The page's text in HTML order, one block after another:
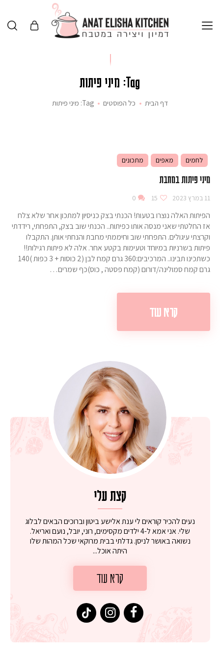
Tag: מיני פיתות
דף הבית כל הפוסטים Tag: מיני פיתות
לחמים מאפים מתכונים
מיני פיתות במחבת
11 במרץ 2023 15
0
הפיתות האלה נוצרו בטעות! הכנתי בצק כניסיון למתכון אחר שלא צלח
אז החלטתי שאני מנסה אותו כפיתות.. הכנתי שוב בצק, התפחתי, רידדתי
וקרצתי עיגולים. התפחתי שוב וחיממתי מחבת והנחתי אותן. התקבלו
פיתות בשרניות במיוחד וטעימות בקטע אחר. אלה לא פיתות רגילות!!
כשתכינו תבינו.. המרכיבים:360 גרם קמח לבן (2 כוסות + 3 כפות )140
גרם קמח סמולינה/דורום (קמח פסטה , כוס)כף שמרים…
קרא עוד
קצת עלי
נעים להכיר קוראים לי ענת אלישע ביטון וברוכים הבאים לבלוג
שלי. אני אמא ל-4 ילדים מקסימים, רוני, יובל, נועם ואריאל.
נשואה באושר לניסן. גדלתי בבית מרוקאי שכל המהות שלו
היתה אוכל...
קרא עוד